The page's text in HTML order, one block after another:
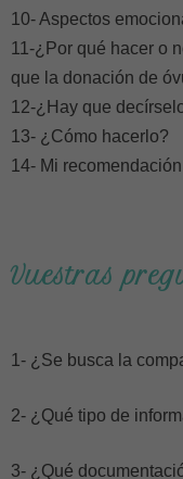
10- Aspectos
11-¿Por qué hacer o
que la donación de
12-¿Hay que
13- ¿Cómo hacerlo?
14- Mi
Vuestras
1- ¿Se busca la
2- ¿Qué tipo de
3- ¿Qué